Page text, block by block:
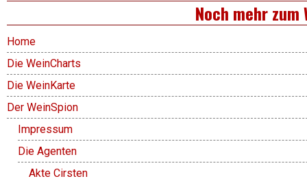
Noch mehr zum
Home
Die WeinCharts
Die WeinKarte
Der WeinSpion
Impressum
Die Agenten
Akte Cirsten